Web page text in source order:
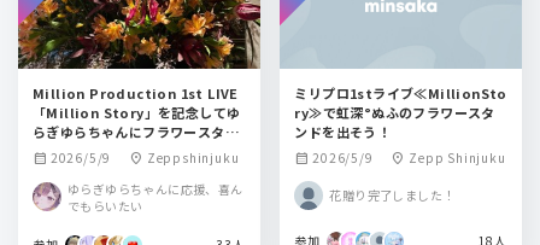
Million Production 1st LIVE
「Million Story」を記念してゆ
らぎゆらちゃんにフラワースタン
ドを送りませんか！！！
calendar_month 2026/5/9 location_on Zeppshinjuku
ゆらぎゆらちゃんに応援、喜ん
でもらいたい
ミリプロ1stライブ≪MillionSto
ry≫で虹深°ぬふのフラワースタ
ンドを出そう！
calendar_month 2026/5/9 location_on Zepp Shinjuku
花贈り完了しました！
参加 18人